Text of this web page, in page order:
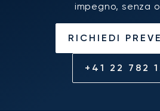
impegno, senza
RICHIEDI
+41 22 782